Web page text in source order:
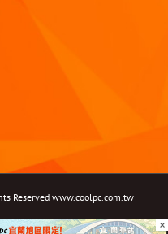
Reserved www.coolpc.com.tw
TwitterEmail: ×